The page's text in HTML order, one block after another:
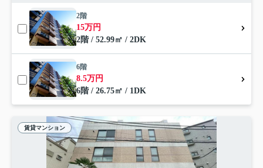
2階
15万円
2階 / 52.99㎡ / 2DK
6階
8.5万円
6階 / 26.75㎡ / 1DK
賃貸マンション